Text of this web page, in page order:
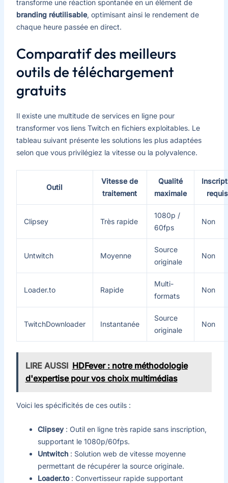
transforme une réaction spontanée en un élément de
branding réutilisable, optimisant ainsi le rendement de
chaque heure passée en direct.
Comparatif des meilleurs
outils de téléchargement
gratuits
Il existe une multitude de services en ligne pour
transformer vos liens Twitch en fichiers exploitables. Le
tableau suivant présente les solutions les plus adaptées
selon que vous privilégiez la vitesse ou la polyvalence.
Outil
Vitesse de
traitement
Qualité
maximale
Clipsey Très rapide
1080p /
60fps
Non
Untwitch Moyenne
Source
originale
Non
Loader.to Rapide
Multi-
formats
Non
TwitchDownloader Instantanée
Source
originale
Non
LIRE AUSSI HDFever : notre méthodologie
d'expertise pour vos choix multimédias
Voici les spécificités de ces outils :
Clipsey: Outil en ligne très rapide sans inscription,
supportant le 1080p/60fps.
Untwitch: Solution web de vitesse moyenne
permettant de récupérer la source originale.
Loader.to: Convertisseur rapide supportant